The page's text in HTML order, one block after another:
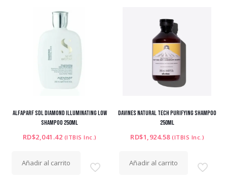
ALFAPARF SDL DIAMOND ILLUMINATING LOW
SHAMPOO 250ML
RD$2,041.42 (ITBIS Inc.)
Añadir al carrito
DAVINES NATURAL TECH PURIFYING SHAMPOO
250ML
RD$1,924.58 (ITBIS Inc.)
Añadir al carrito